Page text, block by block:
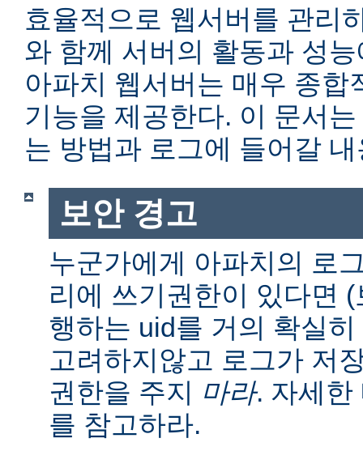
효율적으로 웹서버를 관리
와 함께 서버의 활동과 성
아파치 웹서버는 매우 종합
기능을 제공한다. 이 문서
는 방법과 로그에 들어갈
보안 경고
누군가에게 아파치의 로
리에 쓰기권한이 있다면
행하는 uid를 거의 확실
고려하지않고 로그가 저
권한을 주지 마라. 자세
를 참고하라.